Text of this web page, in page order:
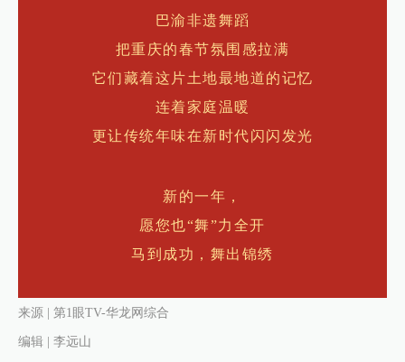
巴渝非遗舞蹈
把重庆的春节氛围感拉满
它们藏着这片土地最地道的记忆
连着家庭温暖
更让传统年味在新时代闪闪发光
新的一年，
愿您也“舞”力全开
马到成功，舞出锦绣
来源 | 第1眼TV-华龙网综合
编辑 | 李远山